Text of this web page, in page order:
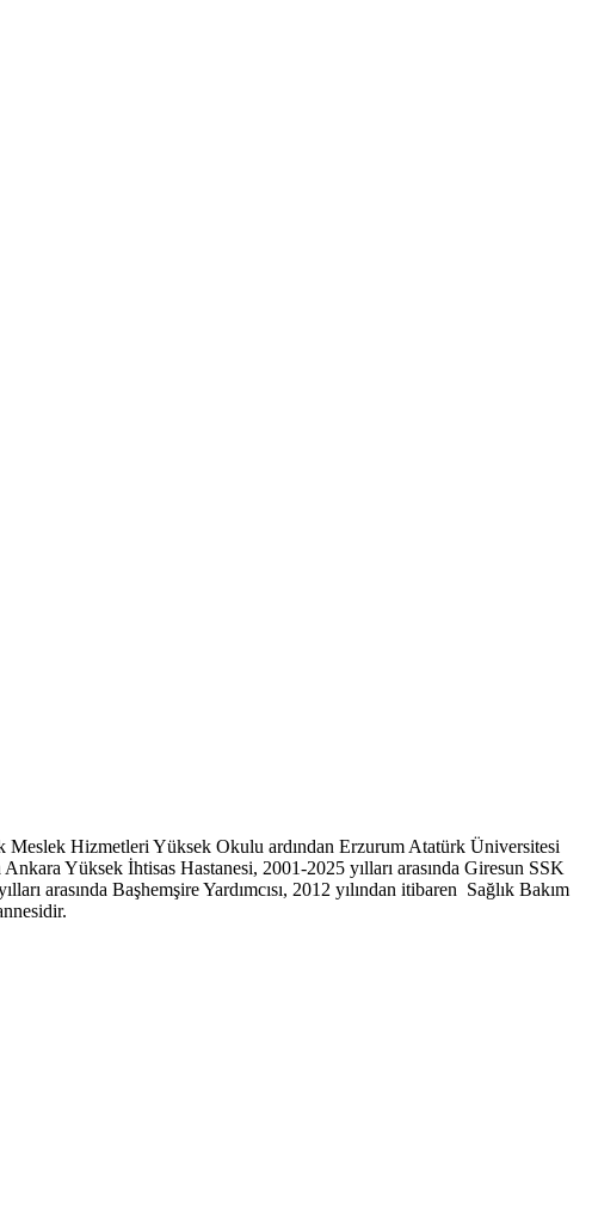
Meslek Hizmetleri Yüksek Okulu ardından Erzurum Atatürk Üniversitesi
Yüksek İhtisas Hastanesi, 2001-2025 yılları arasında Giresun SSK
arasında Başhemşire Yardımcısı, 2012 yılından itibaren Sağlık Bakım